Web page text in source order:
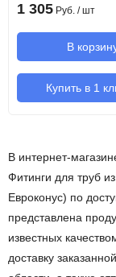
1 305 Руб. / шт
В
Купить в 1
В интернет-
Фитинги для труб
Евроконус) по
представлена
известных
доставку